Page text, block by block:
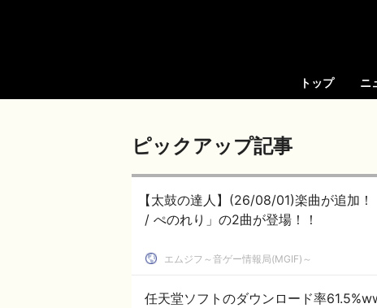
トップ ニ
ピックアップ記事
【太鼓の達人】(26/08/01)楽曲が追加
/ ぺのれり」の2曲が登場！！
エムジフ～音ゲー情報局(MGIF)～
任天堂ソフトのダウンロード率